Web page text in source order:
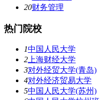
20财务管理
热门院校
1中国人民大学
2 上海财经大学
3对外经贸大学(青岛)
4对外经济贸易大学
5中国人民大学(苏州)